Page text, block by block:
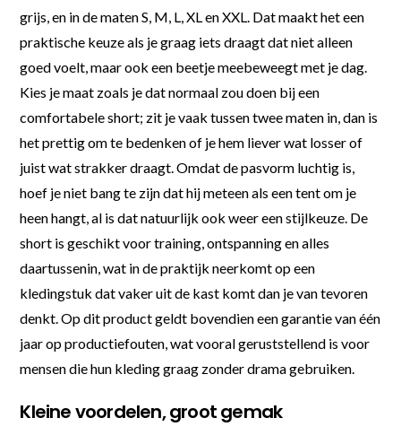
grijs, en in de maten S, M, L, XL en XXL. Dat maakt het een
praktische keuze als je graag iets draagt dat niet alleen
goed voelt, maar ook een beetje meebeweegt met je dag.
Kies je maat zoals je dat normaal zou doen bij een
comfortabele short; zit je vaak tussen twee maten in, dan is
het prettig om te bedenken of je hem liever wat losser of
juist wat strakker draagt. Omdat de pasvorm luchtig is,
hoef je niet bang te zijn dat hij meteen als een tent om je
heen hangt, al is dat natuurlijk ook weer een stijlkeuze. De
short is geschikt voor training, ontspanning en alles
daartussenin, wat in de praktijk neerkomt op een
kledingstuk dat vaker uit de kast komt dan je van tevoren
denkt. Op dit product geldt bovendien een garantie van één
jaar op productiefouten, wat vooral geruststellend is voor
mensen die hun kleding graag zonder drama gebruiken.
Kleine voordelen, groot gemak